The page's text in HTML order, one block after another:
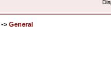
-> General